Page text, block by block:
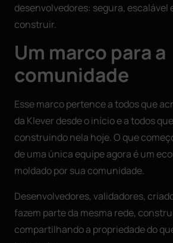
desenvolvedores: segura, escalável
construir.
Um marco para a
comunidade
Esse marco pertence a todos que
da Klever desde o início e a todos
construindo nela hoje. O que
de uma única equipe agora é um
moldado por sua comunidade.
Desenvolvedores, validadores,
fazem parte da mesma rede,
compartilhando a propriedade do